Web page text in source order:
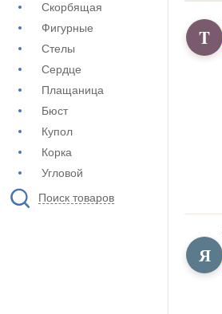
Скорбящая
Фигурные
Стелы
Сердце
Плащаница
Бюст
Купол
Корка
Угловой
Поиск товаров
T
Я